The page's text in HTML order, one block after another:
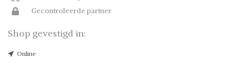
Gecontroleerde partner
Shop gevestigd in:
Online